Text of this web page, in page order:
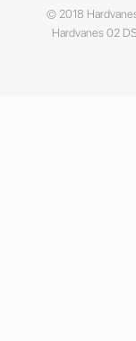
© 2018
Hardvanes 02